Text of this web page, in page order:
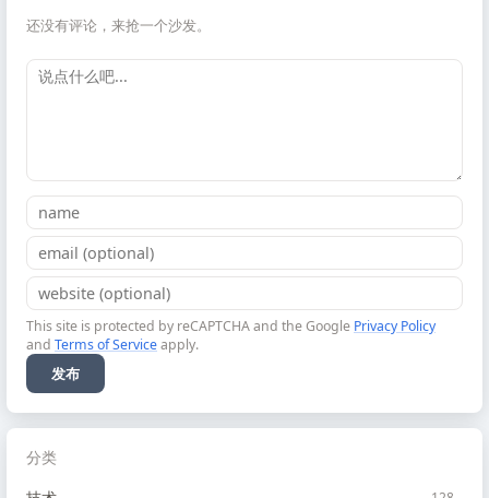
分类
还没有评论，来抢一个沙发。
This site is protected by reCAPTCHA and the Google Privacy Policy
and Terms of Serviceapply.
发布